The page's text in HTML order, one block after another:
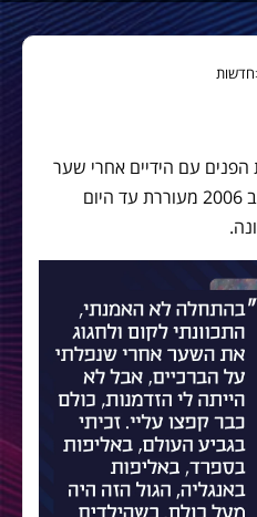
חדשות
עם הידיים אחרי שער
הניצחון בגמר ליגת האלופות ב 2006 מעוררת עד היום